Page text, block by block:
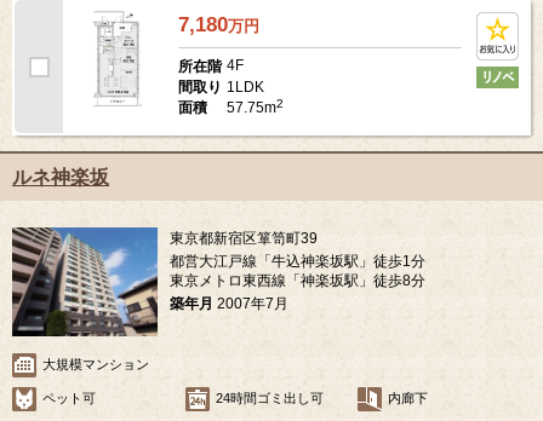
7,180万円
所在階 4F
間取り 1LDK
面積
57.75m2
ルネ神楽坂
東京都新宿区箪笥町39
都営大江戸線「牛込神楽坂駅」徒歩1分
東京メトロ東西線「神楽坂駅」徒歩8分
築年月 2007年7月
大規模マンション
ペット可 24時間ゴミ出し可 内廊下